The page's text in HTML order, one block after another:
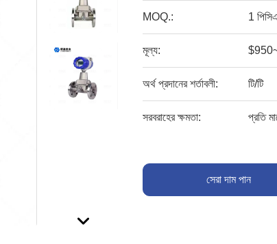
MOQ.: 1
মূল্য:
অর্থ প্রদানের শর্তাবলী: টি/টি
সরবরাহের ক্ষমতা: প্রতি
সেরা দাম পান